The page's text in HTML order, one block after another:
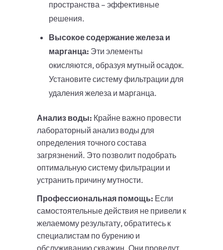
пространства – эффективные
решения.
Высокое содержание железа и
марганца: Эти элементы
окисляются, образуя мутный осадок.
Установите систему фильтрации для
удаления железа и марганца.
Анализ воды: Крайне важно провести
лабораторный анализ воды для
определения точного состава
загрязнений. Это позволит подобрать
оптимальную систему фильтрации и
устранить причину мутности.
Профессиональная помощь: Если
самостоятельные действия не привели к
желаемому результату, обратитесь к
специалистам по бурению и